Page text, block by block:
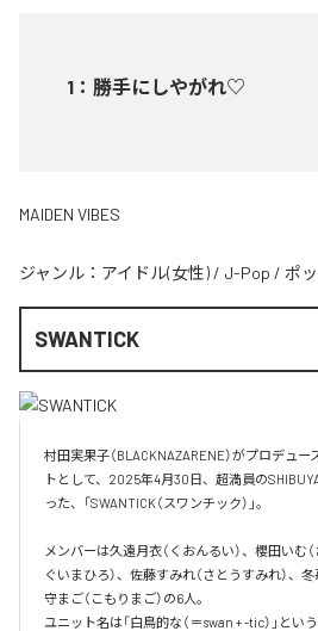
1 ： 勝手にしやがれ♡
MAIDEN VIBES
ジャンル： アイドル(女性) / J-Pop / ポ
SWANTICK
村田実果子（BLACKNAZARENE）がプロデュ
トとして、2025年4月30日、超満員の
った、「SWANTICK（スワンチック）」。
メンバーは久遠月衣（くおんるい）、櫻田いむ
ぐいまひろ）、佐藤すみれ（さとうすみれ）、
守まご（こもりまご）の6人。
ユニット名は「白鳥的な（＝swan + -tic）」と